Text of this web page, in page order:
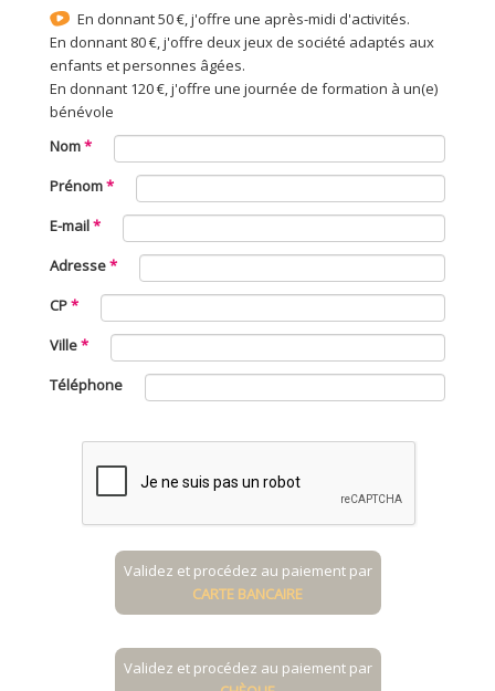
En donnant 50 €, j'offre une après-midi d'activités.
En donnant 80 €, j'offre deux jeux de société adaptés aux
enfants et personnes âgées.
En donnant 120 €, j'offre une journée de formation à un(e)
bénévole
Nom
Prénom
E-mail
Adresse
CP
Ville
Téléphone
Validez et procédez au paiement par
CARTE BANCAIRE
Validez et procédez au paiement par